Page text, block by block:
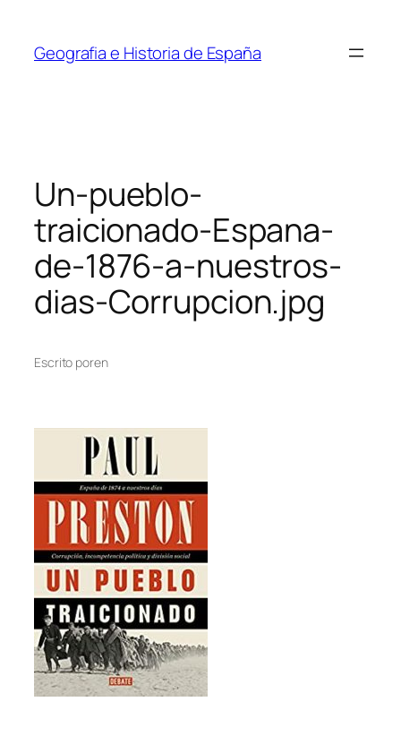
contenido
Geografia e Historia de España
Un-pueblo-
traicionado-Espana-
de-1876-a-nuestros-
dias-Corrupcion.jpg
Escrito poren